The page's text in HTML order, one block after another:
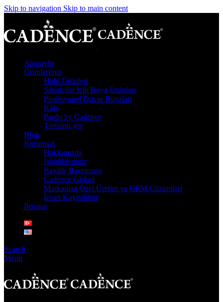
Skip to navigation Skip to main content
Anasayfa
Ürünlerimiz
Hobi Ürünleri
Sanatçılar İçin Boya Ürünleri
Profesyonel Duvar Boyaları
Kids
Pardo by Cadence
Tümünü gör
Blog
Kurumsal
Hakkımızda
İşbirliklerimiz
Bayilik Başvurusu
Cadence Global
Markanıza Özel Üretim ve OEM Çözümleri
İnsan Kaynakları
İletişim
Search
Menü